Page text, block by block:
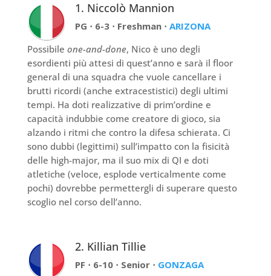
1. Niccolò Mannion
PG ⋅ 6-3 ⋅ Freshman ⋅ ARIZONA
Possibile one-and-done, Nico è uno degli
esordienti più attesi di quest’anno e sarà il floor
general di una squadra che vuole cancellare i
brutti ricordi (anche extracestistici) degli ultimi
tempi. Ha doti realizzative di prim’ordine e
capacità indubbie come creatore di gioco, sia
alzando i ritmi che contro la difesa schierata. Ci
sono dubbi (legittimi) sull’impatto con la fisicità
delle high-major, ma il suo mix di QI e doti
atletiche (veloce, esplode verticalmente come
pochi) dovrebbe permettergli di superare questo
scoglio nel corso dell’anno.
2. Killian Tillie
PF ⋅ 6-10 ⋅ Senior ⋅ GONZAGA